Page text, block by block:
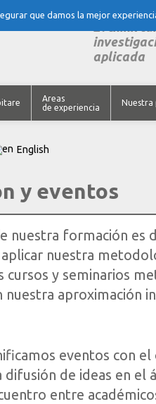
aplicada
Areas
de experiencia
Nuestra
English
y eventos
nuestra formación es
nuestra
cursos y seminarios
nuestra aproximación
eventos con
difusión de ideas en el
entre
que damos la mejor